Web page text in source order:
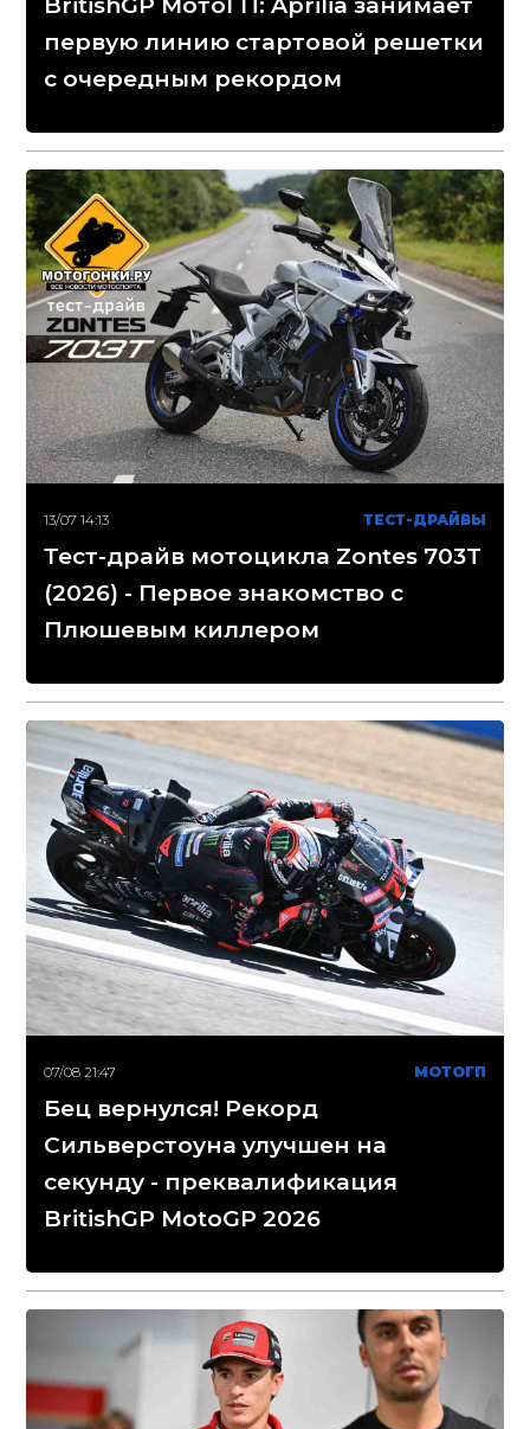
первую линию стартовой решетки
с очередным рекордом
13/07 14:13 ТЕСТ-ДРАЙВЫ
Тест-драйв мотоцикла Zontes 703T
(2026) - Первое знакомство с
Плюшевым киллером
07/08 21:47 МОТОГП
Бец вернулся! Рекорд
Сильверстоуна улучшен на
секунду - преквалификация
BritishGP MotoGP 2026